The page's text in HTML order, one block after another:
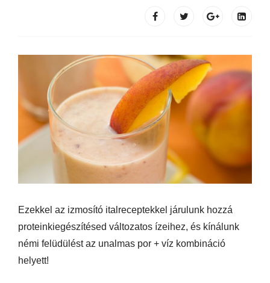
Ezekkel az izmosító italreceptekkel járulunk hozzá
proteinkiegészítésed változatos ízeihez, és kínálunk
némi felüdülést az unalmas por + víz kombináció
helyett!